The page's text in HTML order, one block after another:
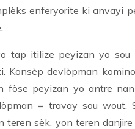
enferyorite ki anvayi
tap itilize peyizan yo sou
Konsèp devlòpman
fòse peyizan yo antre
= travay sou
sèk, yon teren